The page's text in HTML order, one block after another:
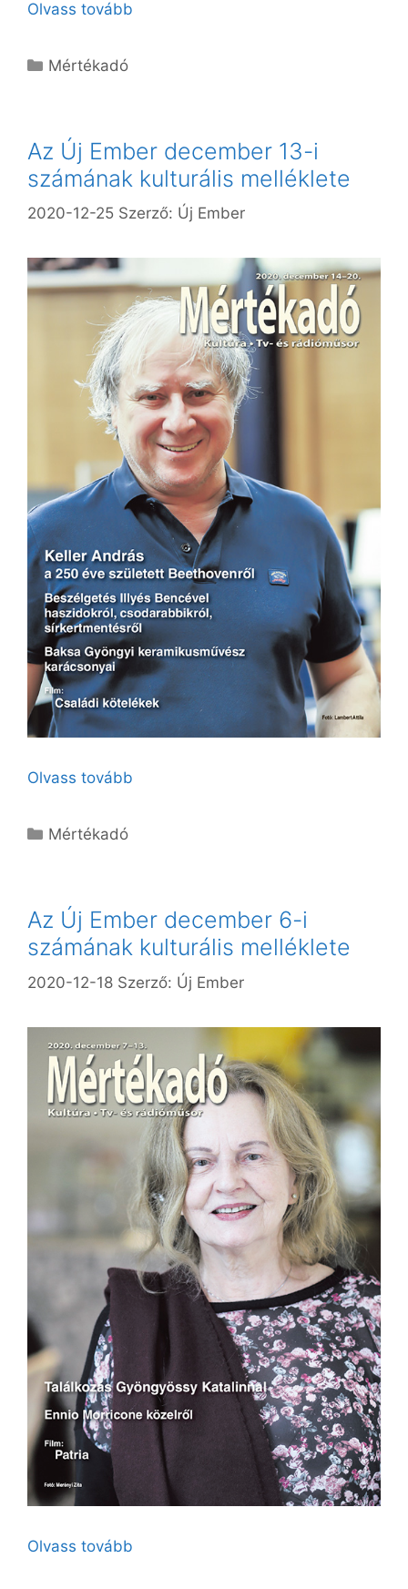
Olvass tovább
Kategória
Mértékadó
Az Új Ember december 13-i
számának kulturális melléklete
2020-12-25 Szerző: Új Ember
Olvass tovább
Kategória
Mértékadó
Az Új Ember december 6-i
számának kulturális melléklete
2020-12-18 Szerző: Új Ember
Olvass tovább